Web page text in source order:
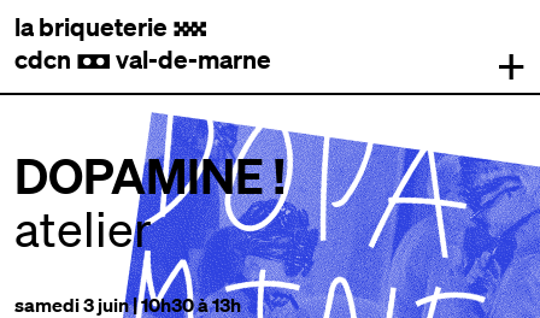
la briqueterie .
cdcn , val-de-marne +
DOPAMINE !
atelier
samedi 3 juin | 10h30 à 13h